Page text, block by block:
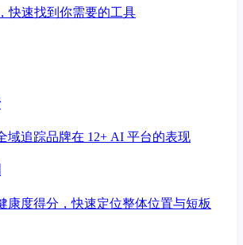
快速找到你需要的工具
域追踪品牌在 12+ AI 平台的表现
康度得分，快速定位整体位置与短板